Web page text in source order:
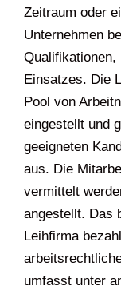
Zeitraum oder
Unternehmen
Qualifikationen,
Einsatzes. Die
Pool von
eingestellt und
geeigneten
aus. Die
vermittelt
angestellt. Das
Leihfirma
umfasst unter